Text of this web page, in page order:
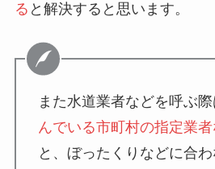
る と解決すると思います。
また水道業者などを呼ぶ際
んでいる市町村の指定業
と、ぼったくりなどに合